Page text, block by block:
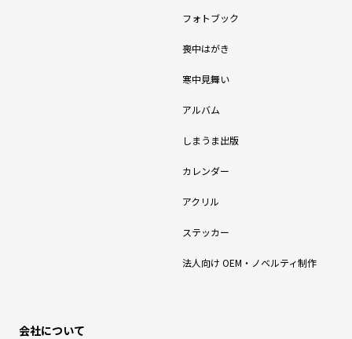
フォトブック
喪中はがき
寒中見舞い
アルバム
しまうま出版
カレンダー
アクリル
ステッカー
法人向け OEM・ノベルティ制作
会社について